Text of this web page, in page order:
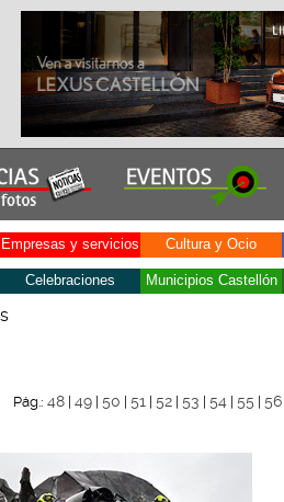
Empresas y servicios Cultura y Ocio
Celebraciones Municipios Castellón
Pág.: 48| 49| 50 51| 52| 53 54| 55| 56|